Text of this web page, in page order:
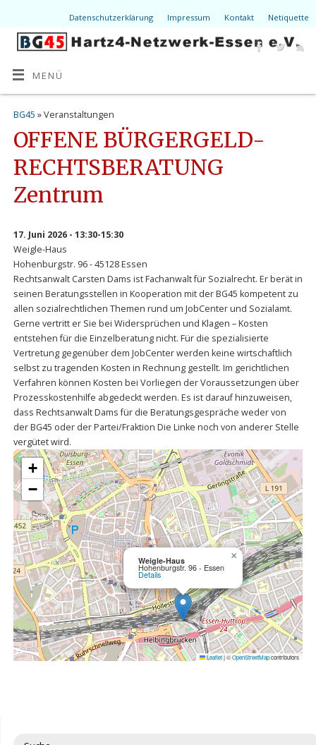
Datenschutzerklärung Impressum Kontakt Netiquette
MENÜ
BG45 » Veranstaltungen
OFFENE BÜRGERGELD-
RECHTSBERATUNG
Zentrum
17. Juni 2026 - 13:30-15:30
Weigle-Haus
Hohenburgstr. 96 - 45128 Essen
Rechtsanwalt Carsten Dams ist Fachanwalt für Sozialrecht. Er berät in
seinen Beratungsstellen in Kooperation mit der BG45 kompetent zu
allen sozialrechtlichen Themen rund um JobCenter und Sozialamt.
Gerne vertritt er Sie bei Widersprüchen und Klagen – Kosten
entstehen für die Einzelberatung nicht. Für die spezialisierte
Vertretung gegenüber dem JobCenter werden keine wirtschaftlich
selbst zu tragenden Kosten in Rechnung gestellt. Im gerichtlichen
Verfahren können Kosten bei Vorliegen der Voraussetzungen über
Prozesskostenhilfe abgedeckt werden. Es ist darauf hinzuweisen,
dass Rechtsanwalt Dams für die Beratungsgespräche weder von
der BG45 oder der Partei/Fraktion Die Linke noch von anderer Stelle
vergütet wird.
Weigle-Haus
Hohenburgstr. 96 - Essen
Details
×
+
−
Leaflet|©OpenStreetMapcontributors